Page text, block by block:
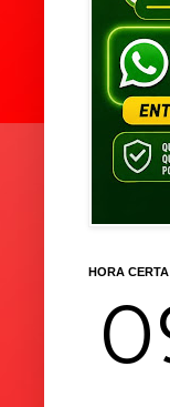
HORA CERTA